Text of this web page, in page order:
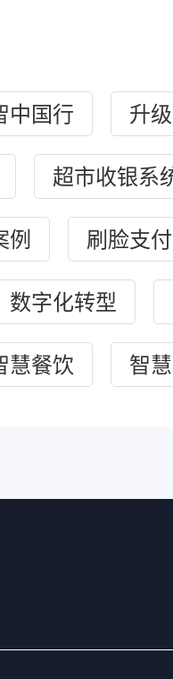
中国行 升
超市收银系
例 刷脸支付
数字化转型
慧餐饮 智